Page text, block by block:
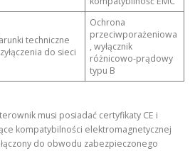
techniczne
do sieci
Ochrona
przeciwporażeniowa
, wyłącznik
różnicowo‑prądowy
typu B
musi posiadać certyfikaty CE i
kompatybilności elektromagnetycznej
do obwodu zabezpieczonego